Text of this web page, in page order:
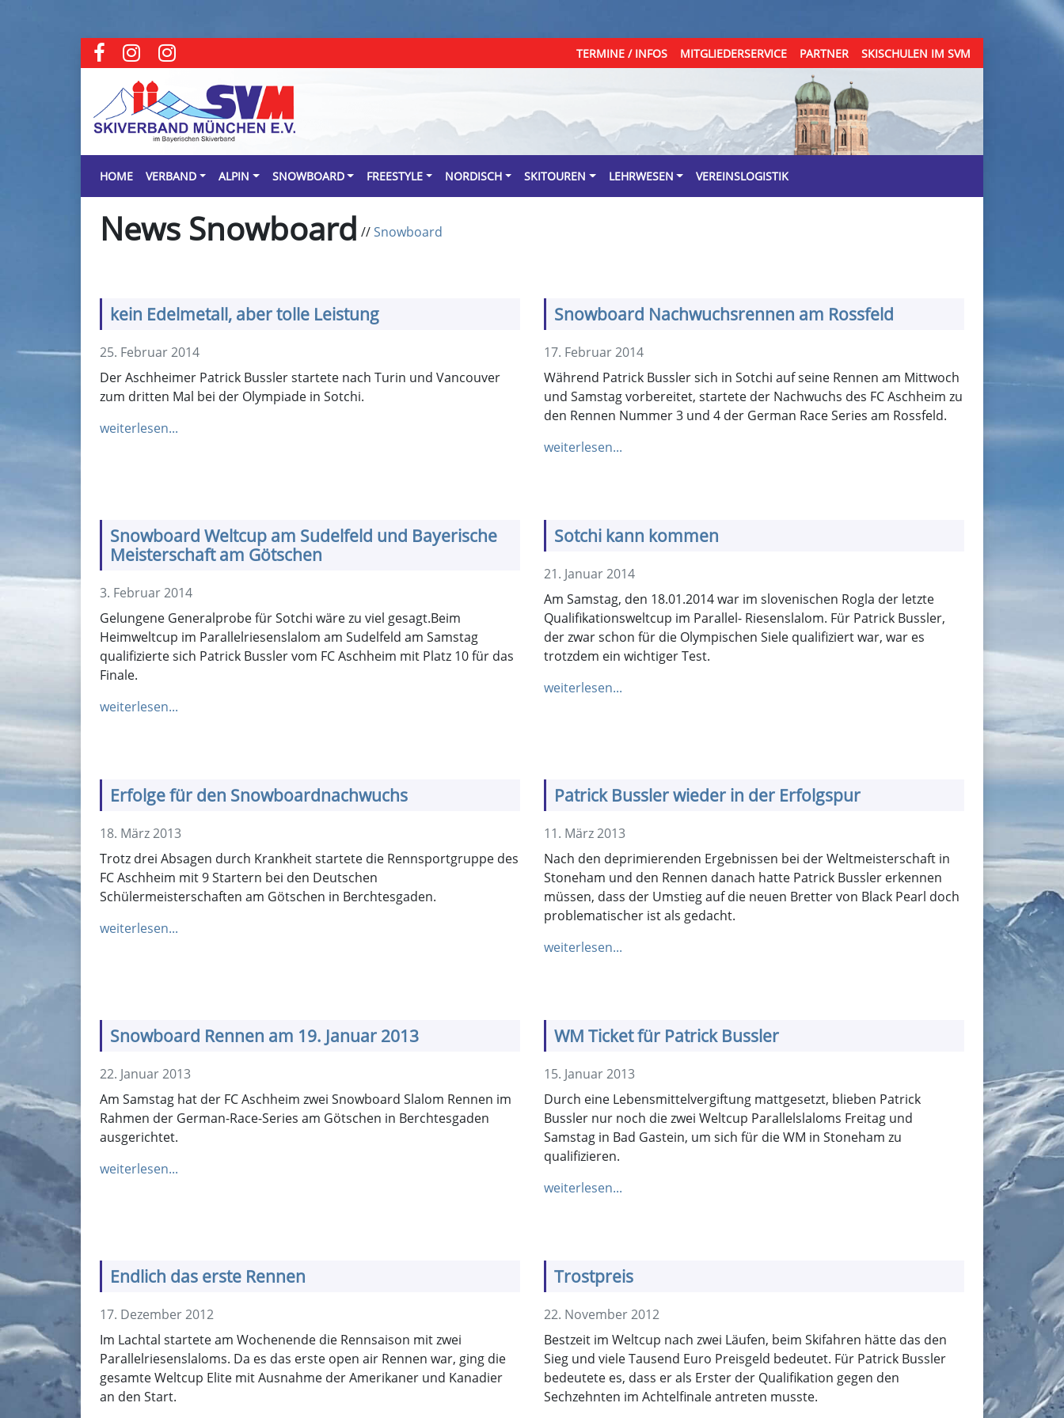
TERMINE / INFOS MITGLIEDERSERVICE PARTNER SKISCHULEN IM SVM
HOME VERBAND ALPIN SNOWBOARD FREESTYLE NORDISCH SKITOUREN LEHRWESEN VEREINSLOGISTIK
News Snowboard //Snowboard
kein Edelmetall, aber tolle Leistung
25. Februar 2014
Der Aschheimer Patrick Bussler startete nach Turin und Vancouver
zum dritten Mal bei der Olympiade in Sotchi.
weiterlesen...
Snowboard Nachwuchsrennen am Rossfeld
17. Februar 2014
Während Patrick Bussler sich in Sotchi auf seine Rennen am Mittwoch
und Samstag vorbereitet, startete der Nachwuchs des FC Aschheim zu
den Rennen Nummer 3 und 4 der German Race Series am Rossfeld.
weiterlesen...
Snowboard Weltcup am Sudelfeld und Bayerische
Meisterschaft am Götschen
3. Februar 2014
Gelungene Generalprobe für Sotchi wäre zu viel gesagt.Beim
Heimweltcup im Parallelriesenslalom am Sudelfeld am Samstag
qualifizierte sich Patrick Bussler vom FC Aschheim mit Platz 10 für das
Finale.
weiterlesen...
Sotchi kann kommen
21. Januar 2014
Am Samstag, den 18.01.2014 war im slovenischen Rogla der letzte
Qualifikationsweltcup im Parallel- Riesenslalom. Für Patrick Bussler,
der zwar schon für die Olympischen Siele qualifiziert war, war es
trotzdem ein wichtiger Test.
weiterlesen...
Erfolge für den Snowboardnachwuchs
18. März 2013
Trotz drei Absagen durch Krankheit startete die Rennsportgruppe des
FC Aschheim mit 9 Startern bei den Deutschen
Schülermeisterschaften am Götschen in Berchtesgaden.
weiterlesen...
Patrick Bussler wieder in der Erfolgspur
11. März 2013
Nach den deprimierenden Ergebnissen bei der Weltmeisterschaft in
Stoneham und den Rennen danach hatte Patrick Bussler erkennen
müssen, dass der Umstieg auf die neuen Bretter von Black Pearl doch
problematischer ist als gedacht.
weiterlesen...
Snowboard Rennen am 19. Januar 2013
22. Januar 2013
Am Samstag hat der FC Aschheim zwei Snowboard Slalom Rennen im
Rahmen der German-Race-Series am Götschen in Berchtesgaden
ausgerichtet.
weiterlesen...
WM Ticket für Patrick Bussler
15. Januar 2013
Durch eine Lebensmittelvergiftung mattgesetzt, blieben Patrick
Bussler nur noch die zwei Weltcup Parallelslaloms Freitag und
Samstag in Bad Gastein, um sich für die WM in Stoneham zu
qualifizieren.
weiterlesen...
Endlich das erste Rennen
17. Dezember 2012
Im Lachtal startete am Wochenende die Rennsaison mit zwei
Parallelriesenslaloms. Da es das erste open air Rennen war, ging die
gesamte Weltcup Elite mit Ausnahme der Amerikaner und Kanadier
an den Start.
Trostpreis
22. November 2012
Bestzeit im Weltcup nach zwei Läufen, beim Skifahren hätte das den
Sieg und viele Tausend Euro Preisgeld bedeutet. Für Patrick Bussler
bedeutete es, dass er als Erster der Qualifikation gegen den
Sechzehnten im Achtelfinale antreten musste.